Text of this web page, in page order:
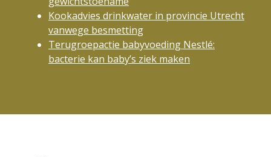
Kookadvies drinkwater in provincie Utrecht
vanwege besmetting
Terugroepactie babyvoeding Nestlé:
bacterie kan baby’s ziek maken